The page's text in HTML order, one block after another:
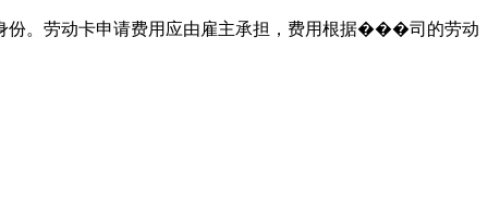
份。劳动卡申请费用应由雇主承担，费用根据���司的劳动